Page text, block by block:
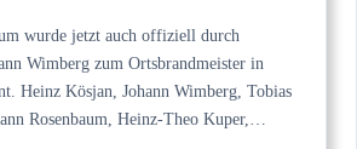
wurde jetzt auch offiziell durch
Wimberg zum Ortsbrandmeister in
Heinz Kösjan, Johann Wimberg, Tobias
Rosenbaum, Heinz-Theo Kuper,…